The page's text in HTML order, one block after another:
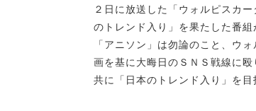
２日に放送した「ウォルピスカ
のトレンド入り」を果たした番
「アニソン」は勿論のこと、ウ
画を基に大晦日のＳＮＳ戦線に
共に「日本のトレンド入り」を目